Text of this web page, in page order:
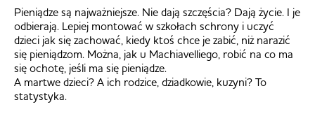
Pieniądze są najważniejsze. Nie dają szczęścia? Dają życie. I je
odbierają. Lepiej montować w szkołach schrony i uczyć
dzieci jak się zachować, kiedy ktoś chce je zabić, niż narazić
się pieniądzom. Można, jak u Machiavelliego, robić na co ma
się ochotę, jeśli ma się pieniądze.
A martwe dzieci? A ich rodzice, dziadkowie, kuzyni? To
statystyka.